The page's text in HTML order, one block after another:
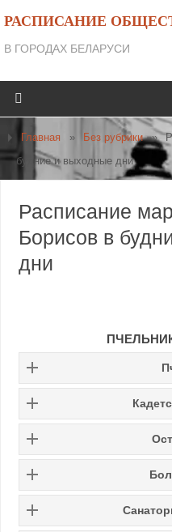
РАСПИСАНИЕ
В ГОРОДАХ БЕЛАРУСИ
Главная » Без рубрики »
будние и выходные дни
Расписание
Борисов в
дни